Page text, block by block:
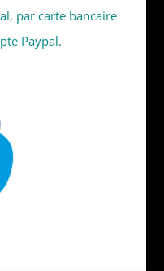
par carte bancaire
Paypal.